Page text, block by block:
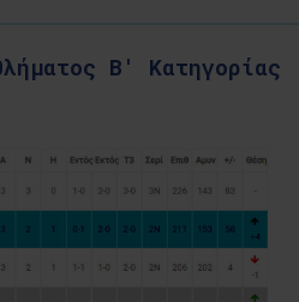
Β' Κατηγορίας